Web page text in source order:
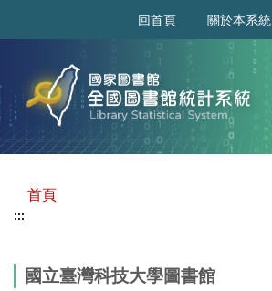
回首頁 關於本系統
首頁
:::
國立臺灣科技大學圖書館